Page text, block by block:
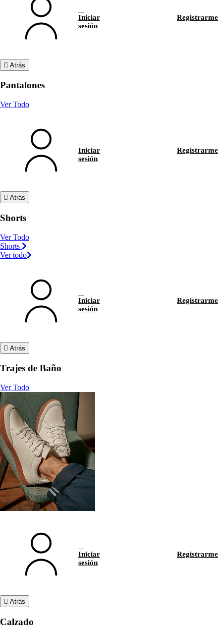
Iniciar
sesión
Registrarme
Atrás
Pantalones
Ver Todo
Iniciar
sesión
Registrarme
Atrás
Shorts
Ver Todo
Shorts
Ver todo
Iniciar
sesión
Registrarme
Atrás
Trajes de Baño
Ver Todo
Iniciar
sesión
Registrarme
Atrás
Calzado